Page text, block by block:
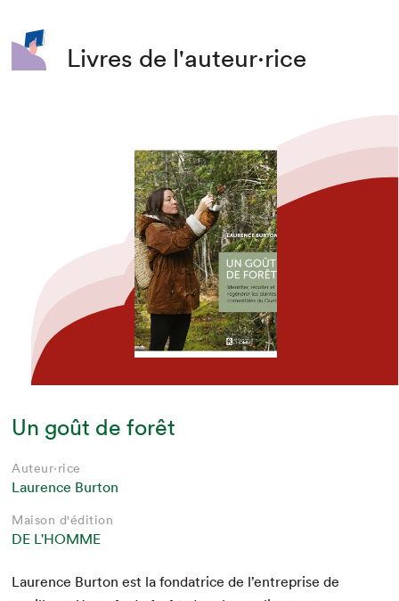
Livres de l'auteur·rice
Un goût de forêt
Auteur·rice
Laurence Burton
Maison d'édition
DE L'HOMME
Lau­rence Bur­ton est la fon­da­trice de l’entreprise de